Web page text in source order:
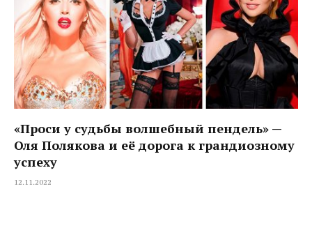
«Проси у судьбы волшебный пендель» —
Оля Полякова и её дорога к грандиозному
успеху
12.11.2022